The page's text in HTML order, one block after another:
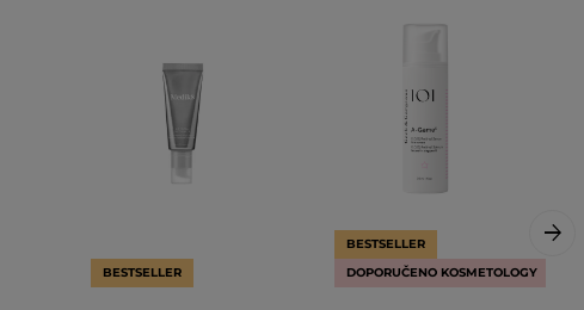
BESTSELLER
BESTSELLER
DOPORUČENO KOSMETOLOGY